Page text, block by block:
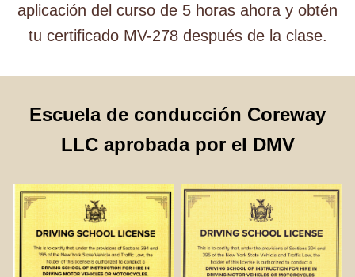
aplicación del curso de 5 horas ahora y obtén
tu certificado MV-278 después de la clase.
Escuela de conducción Coreway
LLC aprobada por el DMV